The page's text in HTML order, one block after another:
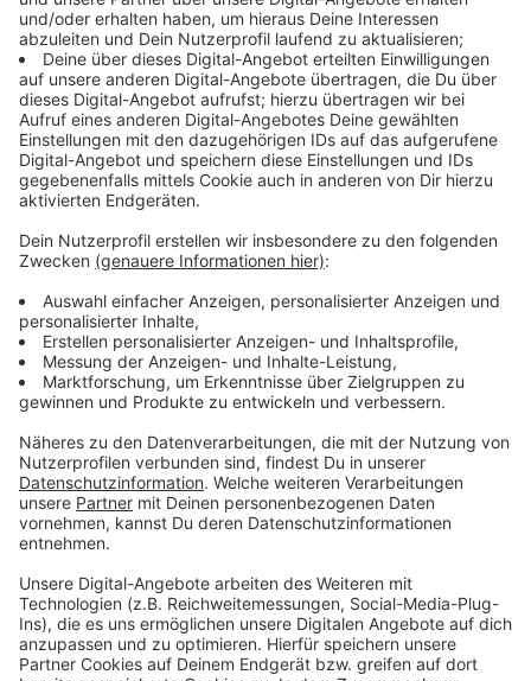
Anzeige
Die Comedy-Camper
Anzeige